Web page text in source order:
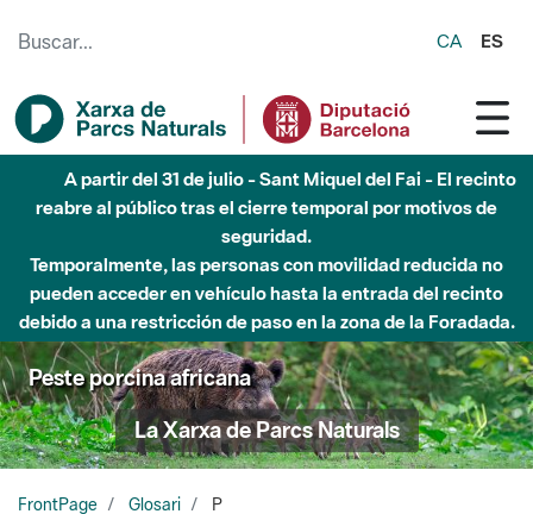
CA ES
Hasta diciembre de 2026 - Parque Fluvial Besós -
Afectaciones en el cauce del Parque Fluvial del Besòs debido
a obras de construcción de una pasarela sobre el río
Peste porcina africana
La Xarxa de Parcs Naturals
FrontPage Glosari P